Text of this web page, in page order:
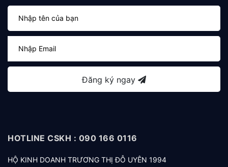
Đăng ký ngay
HOTLINE CSKH : 090 166 0116
HỘ KINH DOANH TRƯƠNG THỊ ĐỖ UYÊN 1994